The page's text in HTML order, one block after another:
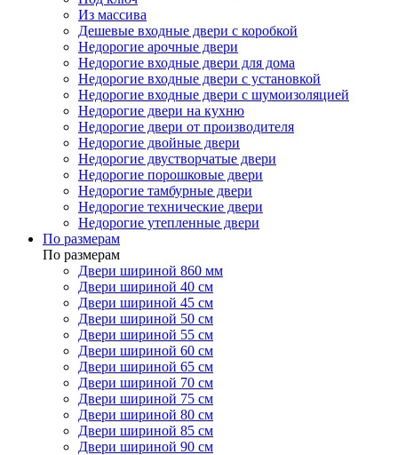
Из массива
Дешевые входные двери с коробкой
Недорогие арочные двери
Недорогие входные двери для дома
Недорогие входные двери с установкой
Недорогие входные двери с шумоизоляцией
Недорогие двери на кухню
Недорогие двери от производителя
Недорогие двойные двери
Недорогие двустворчатые двери
Недорогие порошковые двери
Недорогие тамбурные двери
Недорогие технические двери
Недорогие утепленные двери
По размерам
По размерам
Двери шириной 860 мм
Двери шириной 40 см
Двери шириной 45 см
Двери шириной 50 см
Двери шириной 55 см
Двери шириной 60 см
Двери шириной 65 см
Двери шириной 70 см
Двери шириной 75 см
Двери шириной 80 см
Двери шириной 85 см
Двери шириной 90 см